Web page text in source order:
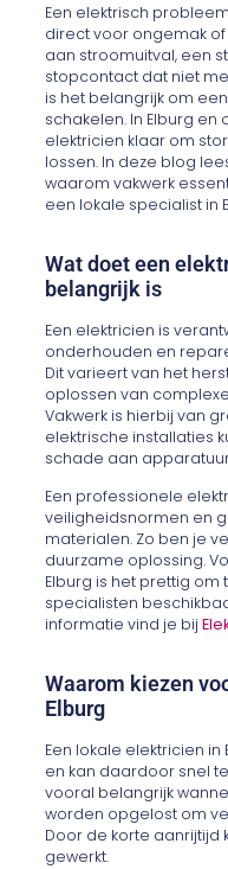
Een elektrisch
direct voor ongemak
aan stroomuitval, een
stopcontact dat niet
is het belangrijk om
schakelen. In Elburg
elektricien klaar om
lossen. In deze blog
waarom vakwerk
een lokale specialist in
Wat doet een
belangrijk is
Een elektricien is
onderhouden en
Dit varieert van het
oplossen van
Vakwerk is hierbij van
elektrische installaties
schade aan
Een professionele
veiligheidsnormen en
materialen. Zo ben je
duurzame oplossing.
Elburg is het prettig
specialisten
informatie vind je bij
Waarom kiezen
Elburg
Een lokale elektricien
en kan daardoor snel
vooral belangrijk
worden opgelost om
Door de korte aanrijtijd
gewerkt.